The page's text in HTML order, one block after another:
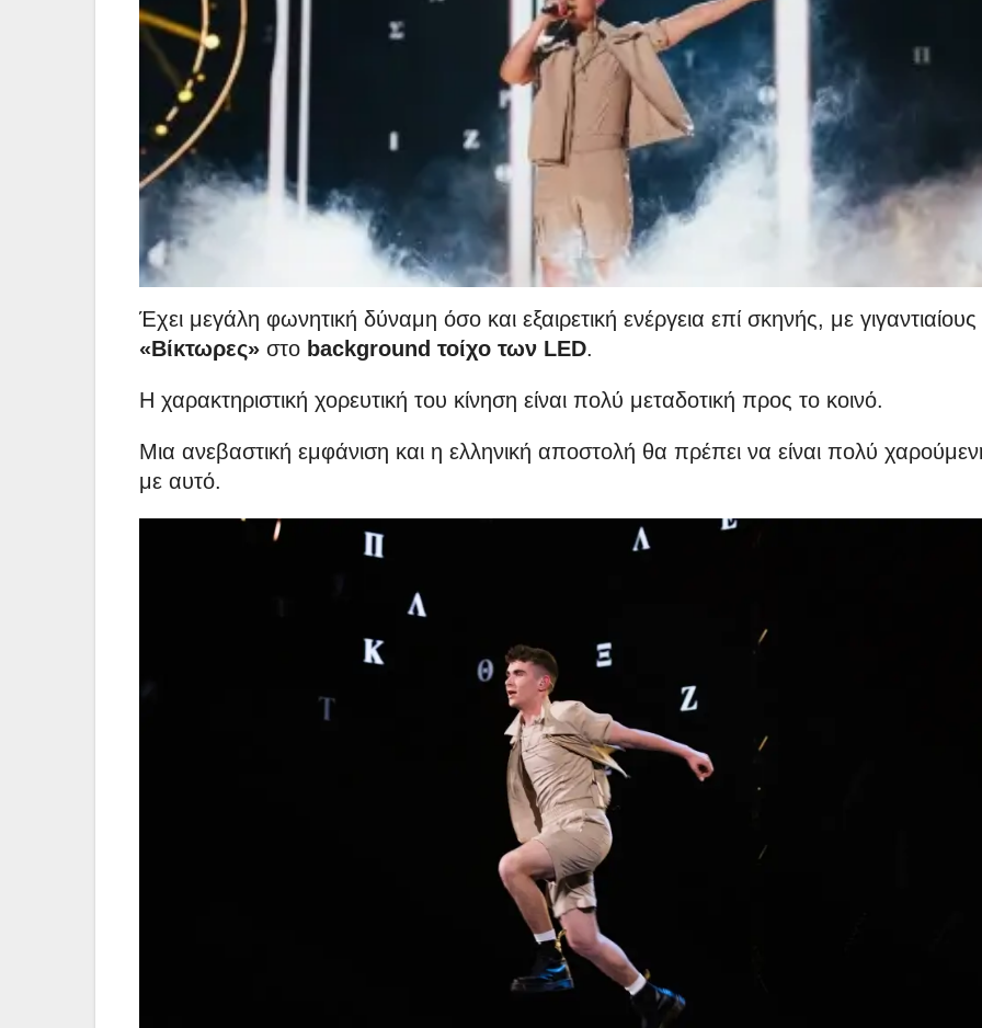
Έχει μεγάλη φωνητική δύναμη όσο και εξαιρετική ενέργεια επί σκηνής, με γιγαντιαίους
«Βίκτωρες» στο background τοίχο των LED.
Η χαρακτηριστική χορευτική του κίνηση είναι πολύ μεταδοτική προς το κοινό.
Μια ανεβαστική εμφάνιση και η ελληνική αποστολή θα πρέπει να είναι πολύ
με αυτό.